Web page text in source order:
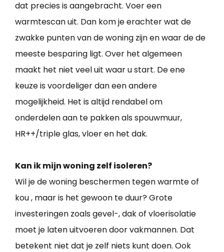
dat precies is aangebracht. Voer een
warmtescan uit. Dan kom je erachter wat de
zwakke punten van de woning zijn en waar de de
meeste besparing ligt. Over het algemeen
maakt het niet veel uit waar u start. De ene
keuze is voordeliger dan een andere
mogelijkheid. Het is altijd rendabel om
onderdelen aan te pakken als spouwmuur,
HR++/triple glas, vloer en het dak.
Kan ik mijn woning zelf isoleren?
Wil je de woning beschermen tegen warmte of
kou , maar is het gewoon te duur? Grote
investeringen zoals gevel-, dak of vloerisolatie
moet je laten uitvoeren door vakmannen. Dat
betekent niet dat je zelf niets kunt doen. Ook